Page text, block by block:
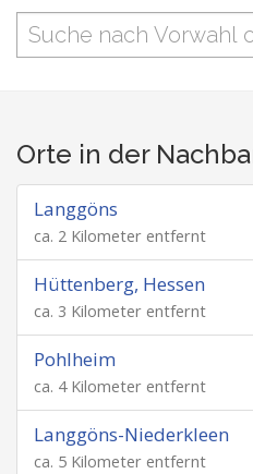
Orte in der
Langgöns
ca. 2 Kilometer entfernt
Hüttenberg, Hessen
ca. 3 Kilometer entfernt
Pohlheim
ca. 4 Kilometer entfernt
Langgöns-Niederkleen
ca. 5 Kilometer entfernt